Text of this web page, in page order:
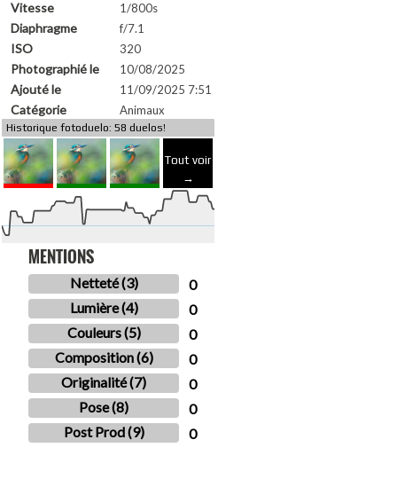
Vitesse 1/800s
Diaphragme f/7.1
ISO 320
Photographié le 10/08/2025
Ajouté le 11/09/2025 7:51
Catégorie Animaux
Historique fotoduelo: 58 duelos!
Tout voir
→
MENTIONS
Netteté (3)
0
Lumière (4)
0
Couleurs (5)
0
Composition (6)
0
Originalité (7)
0
Pose (8)
0
Post Prod (9)
0